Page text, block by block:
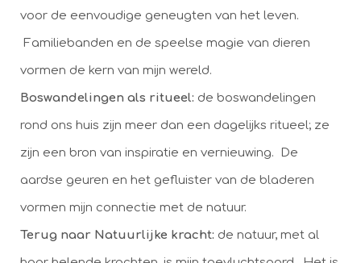
voor de eenvoudige geneugten van het leven.
Familiebanden en de speelse magie van dieren
vormen de kern van mijn wereld.
Boswandelingen als ritueel: de boswandelingen
rond ons huis zijn meer dan een dagelijks ritueel; ze
zijn een bron van inspiratie en vernieuwing. De
aardse geuren en het gefluister van de bladeren
vormen mijn connectie met de natuur.
Terug naar Natuurlijke kracht: de natuur, met al